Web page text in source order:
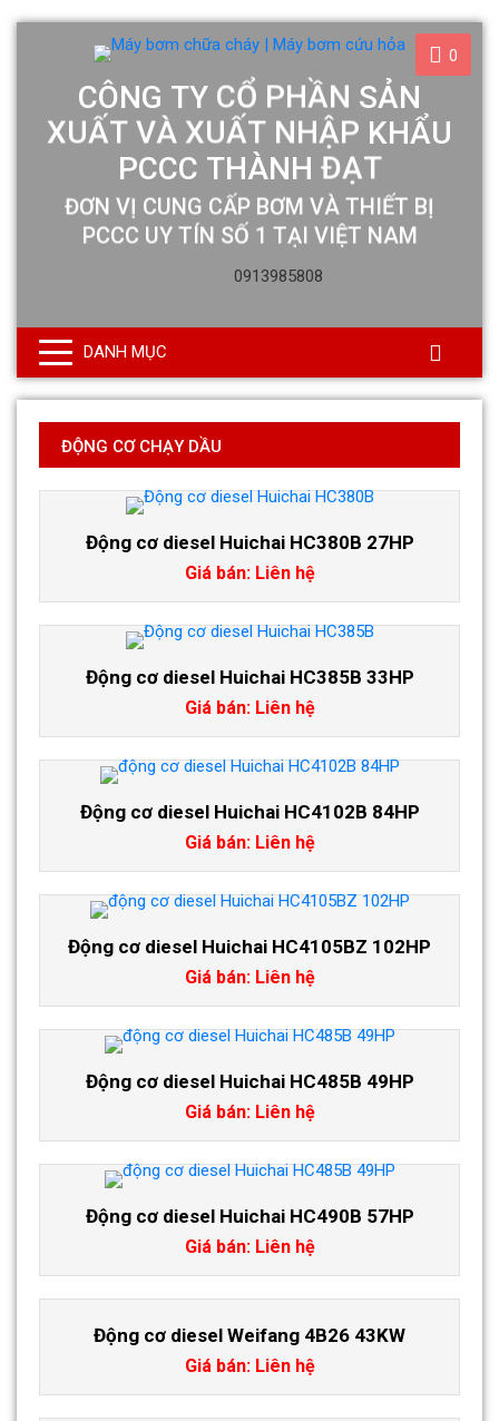
0
0913985808
DANH MỤC
ĐỘNG CƠ CHẠY DẦU
Động cơ diesel Huichai HC380B 27HP
Giá bán: Liên hệ
Động cơ diesel Huichai HC385B 33HP
Giá bán: Liên hệ
Động cơ diesel Huichai HC4102B 84HP
Giá bán: Liên hệ
Động cơ diesel Huichai HC4105BZ 102HP
Giá bán: Liên hệ
Động cơ diesel Huichai HC485B 49HP
Giá bán: Liên hệ
Động cơ diesel Huichai HC490B 57HP
Giá bán: Liên hệ
Động cơ diesel Weifang 4B26 43KW
Giá bán: Liên hệ